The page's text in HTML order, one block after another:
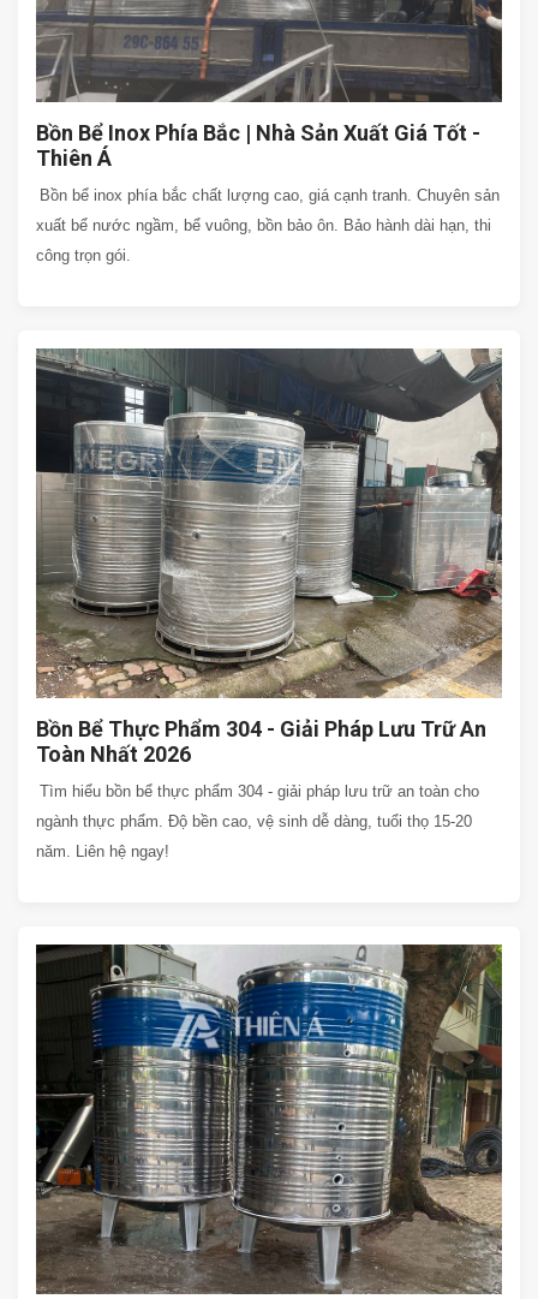
Bồn Bể Inox Phía Bắc | Nhà Sản Xuất Giá Tốt -
Thiên Á
Bồn bể inox phía bắc chất lượng cao, giá cạnh tranh. Chuyên sản
xuất bể nước ngầm, bể vuông, bồn bảo ôn. Bảo hành dài hạn, thi
công trọn gói.
Bồn Bể Thực Phẩm 304 - Giải Pháp Lưu Trữ An
Toàn Nhất 2026
Tìm hiểu bồn bể thực phẩm 304 - giải pháp lưu trữ an toàn cho
ngành thực phẩm. Độ bền cao, vệ sinh dễ dàng, tuổi thọ 15-20
năm. Liên hệ ngay!